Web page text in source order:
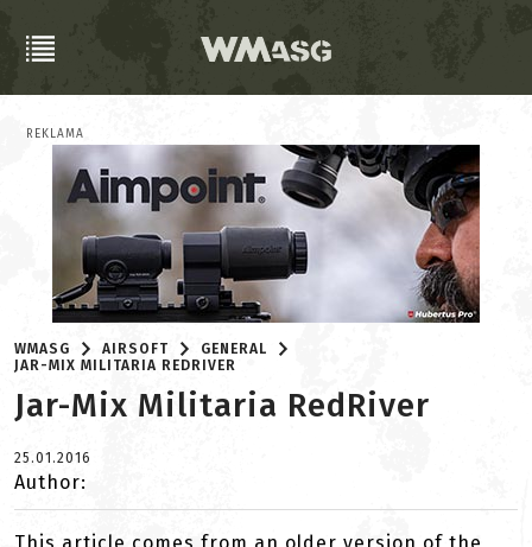
REKLAMA
WMASG AIRSOFT
GENERAL
JAR-MIX MILITARIA REDRIVER
Jar-Mix Militaria RedRiver
25.01.2016
Author: